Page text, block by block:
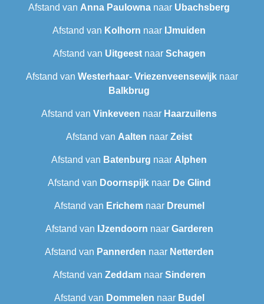
Afstand van Anna Paulowna naar Ubachsberg
Afstand van Kolhorn naar IJmuiden
Afstand van Uitgeestnaar Schagen
Afstand van Westerhaar- Vriezenveensewijk naar
Balkbrug
Afstand van Vinkeveen naar Haarzuilens
Afstand van Aalten naar Zeist
Afstand van Batenburg naar Alphen
Afstand van Doornspijknaar De Glind
Afstand van Erichemnaar Dreumel
Afstand van IJzendoorn naar Garderen
Afstand van Pannerden naar Netterden
Afstand van Zeddamnaar Sinderen
Afstand van Dommelen naar Budel